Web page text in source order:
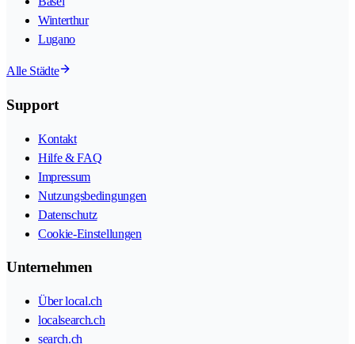
Winterthur
Lugano
Alle Städte
Support
Kontakt
Hilfe & FAQ
Impressum
Nutzungsbedingungen
Datenschutz
Cookie-Einstellungen
Unternehmen
Über local.ch
localsearch.ch
search.ch